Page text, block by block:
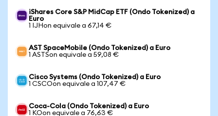
iShares Core S&P MidCap ETF (Ondo Tokenized) a
Euro
1 IJHon equivale a 67,14 €
AST SpaceMobile (Ondo Tokenized) a Euro
1 ASTSon equivale a 59,08 €
Cisco Systems (Ondo Tokenized) a Euro
1 CSCOon equivale a 107,47 €
Coca-Cola (Ondo Tokenized) a Euro
1 KOon equivale a 76,63 €